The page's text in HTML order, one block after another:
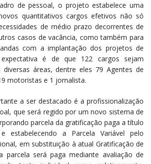
de pessoal, o projeto estabelece uma
quantitativos cargos efetivos não só
de médio prazo decorrentes de
casos de vacância, como também para
com a implantação dos projetos de
é de que 122 cargos sejam
áreas, dentre eles 79 Agentes de
motoristas e 1 jornalista.
a ser destacado é a profissionalização
que será regido por um novo sistema de
parcela da gratificação paga a título
estabelecendo a Parcela Variável pelo
em substituição à atual Gratificação de
parcela será paga mediante avaliação de